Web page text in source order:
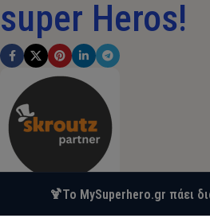
🍹Το MySuperhero.gr πάει
super Heros!